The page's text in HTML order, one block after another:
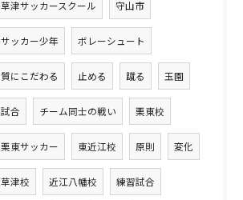
草津サッカースクール 守山市
サッカー少年 ボレーシュート
質にこだわる 止める 蹴る 玉園
試合 チーム同士の戦い 栗東校
栗東サッカー 東近江校 原則 変化
草津校 近江八幡校 練習試合